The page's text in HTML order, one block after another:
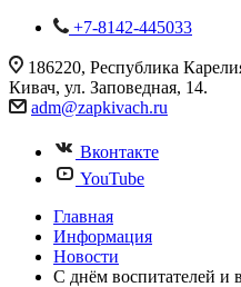
+7-8142-445033
186220, Республика
Кивач, ул. Заповедная, 14.
adm@zapkivach.ru
Вконтакте
YouTube
Главная
Информация
Новости
С днём воспитателей и